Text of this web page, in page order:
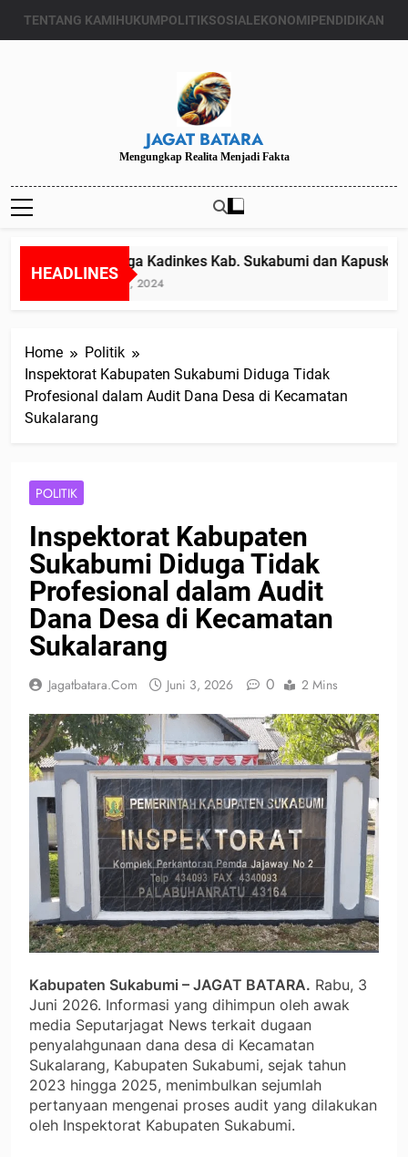
TENTANG KAMIHUKUMPOLITIKSOSIALEKONOMIPENDIDIKAN
JAGAT BATARA
Mengungkap Realita Menjadi Fakta
HEADLINES
Diduga Kadinkes Kab. Sukabumi dan
Juli 24, 2024
Home
Politik
Inspektorat Kabupaten Sukabumi Diduga Tidak
Profesional dalam Audit Dana Desa di Kecamatan
Sukalarang
POLITIK
Inspektorat Kabupaten
Sukabumi Diduga Tidak
Profesional dalam Audit
Dana Desa di Kecamatan
Sukalarang
Jagatbatara.com Juni 3, 2026 0 2 Mins
Kabupaten Sukabumi – JAGAT BATARA. Rabu, 3
Juni 2026. Informasi yang dihimpun oleh awak
media Seputarjagat News terkait dugaan
penyalahgunaan dana desa di Kecamatan
Sukalarang, Kabupaten Sukabumi, sejak tahun
2023 hingga 2025, menimbulkan sejumlah
pertanyaan mengenai proses audit yang dilakukan
oleh Inspektorat Kabupaten Sukabumi.